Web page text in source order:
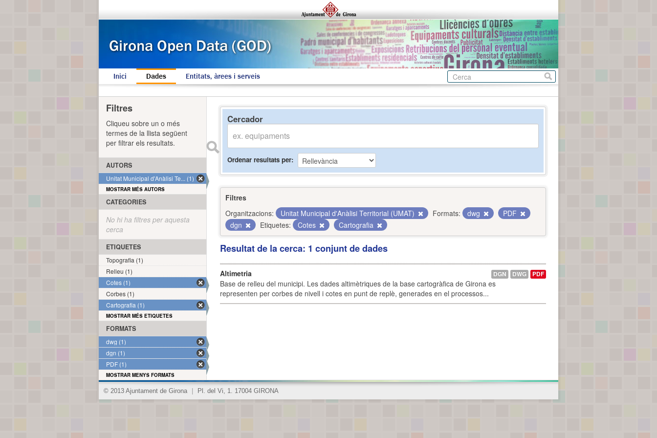
Inici Dades Entitats, àrees i serveis
Cercador
Ordenar resultats per
Filtres
Organitzacions:
Unitat Municipal d'Anàlisi Territorial (UMAT) Formats: dwg
PDF
dgn
Etiquetes: Cotes Cartografia
Resultat de la cerca: 1 conjunt de dades
Altimetria
Base de relleu del municipi. Les dades altimètriques de la base cartogràfica de Girona es
representen per corbes de nivell i cotes en punt de replè, generades en el processos...
DGN DWG PDF
Filtres
Cliqueu sobre un o més
termes de la llista següent
per filtrar els resultats.
AUTORS
Unitat Municipal d'Anàlisi Te... (1)
MOSTRAR MÉS AUTORS
CATEGORIES
No hi ha filtres per aquesta
cerca
ETIQUETES
Topografia (1)
Relleu (1)
Cotes (1)
Corbes (1)
Cartografia (1)
MOSTRAR MÉS ETIQUETES
FORMATS
dwg (1)
dgn (1)
PDF (1)
MOSTRAR MENYS FORMATS
© 2013 Ajuntament de Girona Pl. del Vi, 1. 17004 GIRONA